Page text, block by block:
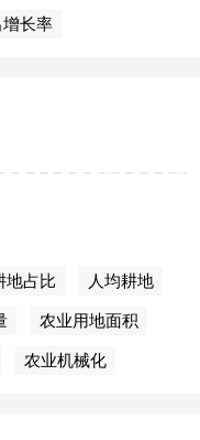
增长率
地占比 人均耕地
农业用地面积
农业机械化